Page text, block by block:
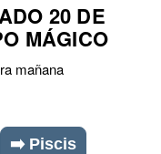
20 DE
MÁGICO
mañana
➡️ Piscis